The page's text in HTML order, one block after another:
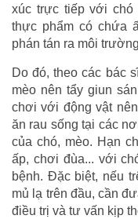
xúc trực tiếp với chó
thực phẩm có chứa
phán tán ra môi
Do đó, theo các bác
mèo nên tẩy giun
chơi với động vật
ăn rau sống tại các
của chó, mèo. Hạn
ấp, chơi đùa... với
bệnh. Đặc biệt, nếu
mủ lạ trên đầu, cần
điều trị và tư vấn kịp